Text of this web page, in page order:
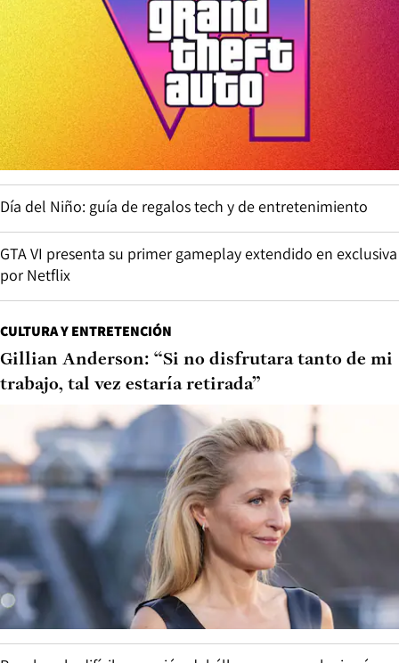
Día del Niño: guía de regalos tech y de entretenimiento
GTA VI presenta su primer gameplay extendido en exclusiva
por Netflix
CULTURA Y ENTRETENCIÓN
Gillian Anderson: “Si no disfrutara tanto de mi
trabajo, tal vez estaría retirada”